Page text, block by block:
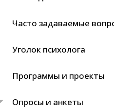
Часто задаваемые
Уголок психолога
Программы и проекты
Опросы и анкеты